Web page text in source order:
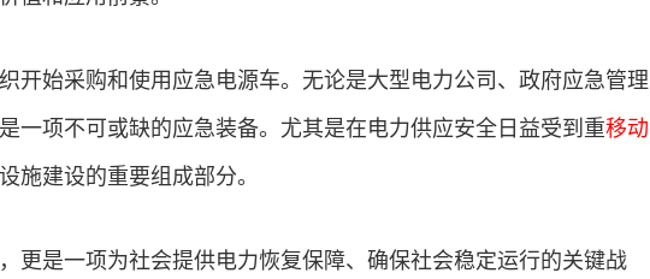
开始采购和使用应急电源车。无论是大型电力公司、政府应急管理
一项不可或缺的应急装备。尤其是在电力供应安全日益受到重移动
施建设的重要组成部分。
更是一项为社会提供电力恢复保障、确保社会稳定运行的关键战